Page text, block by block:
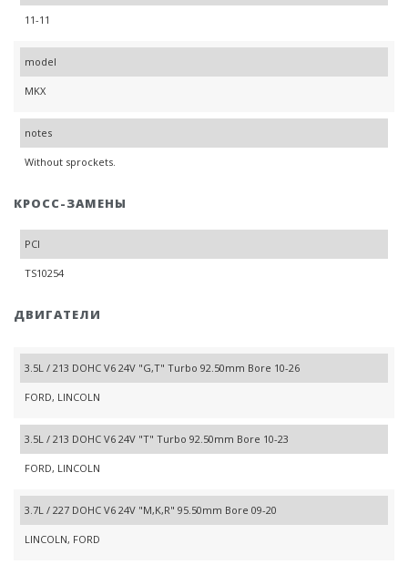
11-11
model
MKX
notes
Without sprockets.
КРОСС-ЗАМЕНЫ
PCI
TS10254
ДВИГАТЕЛИ
3.5L / 213 DOHC V6 24V "G,T" Turbo 92.50mm Bore 10-26
FORD, LINCOLN
3.5L / 213 DOHC V6 24V "T" Turbo 92.50mm Bore 10-23
FORD, LINCOLN
3.7L / 227 DOHC V6 24V "M,K,R" 95.50mm Bore 09-20
LINCOLN, FORD